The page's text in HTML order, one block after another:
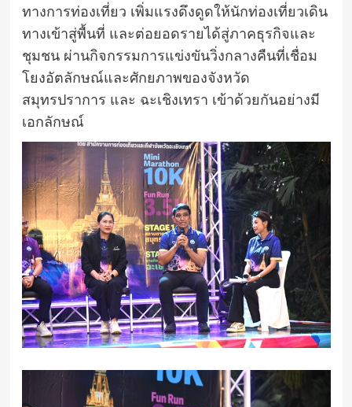
ทางการท่องเที่ยว เพิ่มแรงดึงดูดให้นักท่องเที่ยวเดิน
ทางเข้าสู่พื้นที่ และต่อยอดรายได้สู่ภาคธุรกิจและ
ชุมชน ผ่านกิจกรรมการแข่งขันวิ่งกลางคืนที่เชื่อม
โยงอัตลักษณ์และศักยภาพของจังหวัด
สมุทรปราการ และ ฉะเชิงเทรา เข้าด้วยกันอย่างมี
เอกลักษณ์